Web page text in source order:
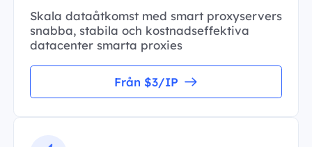
Skala dataåtkomst med smart proxyservers
snabba, stabila och kostnadseffektiva
datacenter smarta proxies
Från $3/IP